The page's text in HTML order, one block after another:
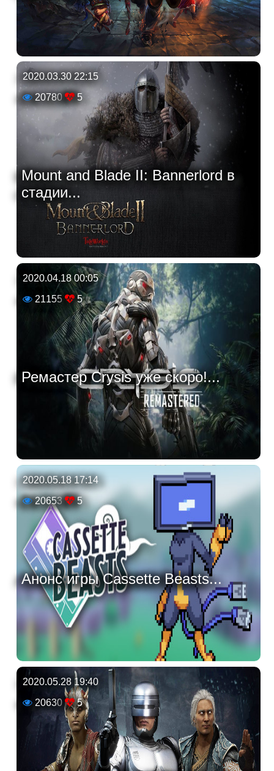
2020.03.30 22:15
20780
5
Mount and Blade II: Bannerlord в
стадии...
2020.04.18 00:05
21155
5
Ремастер Crysis уже скоро!...
2020.05.18 17:14
20653
5
Анонс игры Cassette Beasts...
2020.05.28 19:40
20630
5